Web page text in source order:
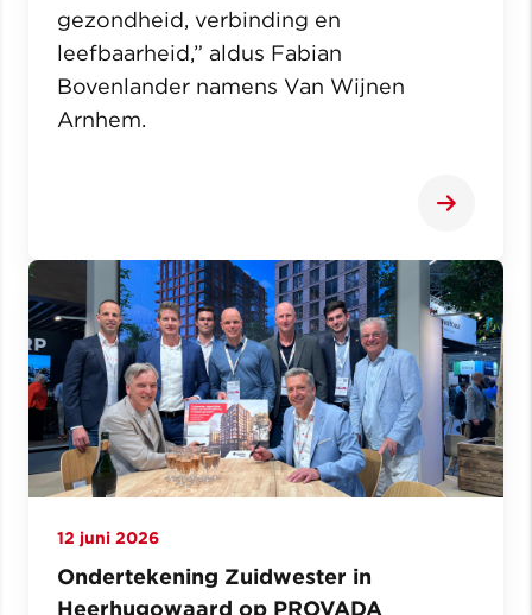
gezondheid, verbinding en
leefbaarheid,” aldus Fabian
Bovenlander namens Van Wijnen
Arnhem.
12 juni 2026
Ondertekening Zuidwester in
Heerhugowaard op PROVADA